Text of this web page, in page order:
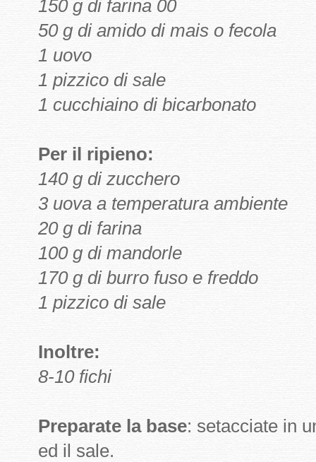
150 g di farina 00
50 g di amido di mais o fecola
1 uovo
1 pizzico di sale
1 cucchiaino di bicarbonato
Per il ripieno:
140 g di zucchero
3 uova a temperatura ambiente
20 g di farina
100 g di mandorle
170 g di burro fuso e freddo
1 pizzico di sale
Inoltre:
8-10 fichi
Preparate la base: setacciate in
ed il sale.